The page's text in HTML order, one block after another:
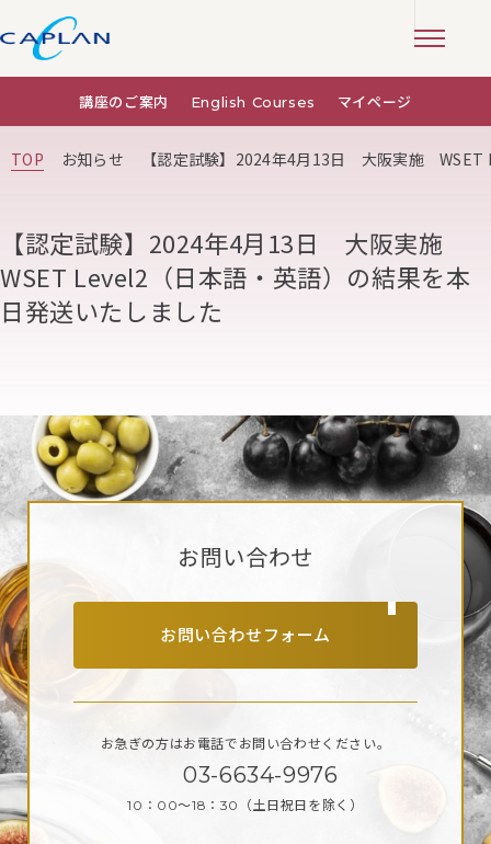
講座のご案内 English Courses マイページ
TOP お知らせ 【認定試験】2024年4月13日 大阪実施 WSET
【認定試験】2024年4月13日 大阪実施
WSET Level2（日本語・英語）の結果を本
日発送いたしました
お問い合わせ
お問い合わせフォーム
お急ぎの方はお電話で お問い合わせください。
03-6634-9976
10：00～18：30 （土日祝日を除く）